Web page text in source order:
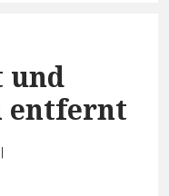
und
entfernt
|